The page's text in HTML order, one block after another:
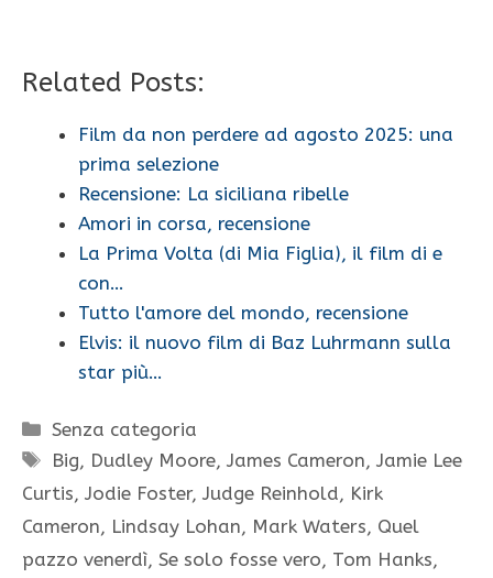
Related Posts:
Film da non perdere ad agosto 2025: una
prima selezione
Recensione: La siciliana ribelle
Amori in corsa, recensione
La Prima Volta (di Mia Figlia), il film di e
con…
Tutto l'amore del mondo, recensione
Elvis: il nuovo film di Baz Luhrmann sulla
star più…
Categorie
Senza categoria
Tag
Big, Dudley Moore,James Cameron,Jamie Lee
Curtis, Jodie Foster, Judge Reinhold, Kirk
Cameron, Lindsay Lohan, Mark Waters, Quel
pazzo venerdì, Se solo fosse vero, Tom Hanks,